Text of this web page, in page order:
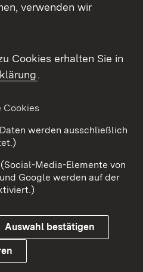
Kontakt
Datenschutz
verwenden wir
Cookies erhalten Sie in
.
Cookies
werden ausschließlich
Media-Elemente von
Google werden auf der
Auswahl bestätigen